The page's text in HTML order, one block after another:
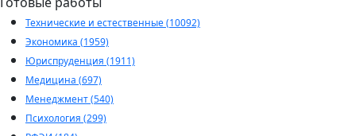
Технические и естественные (10092)
Экономика (1959)
Юриспруденция (1911)
Медицина (697)
Менеджмент (540)
Психология (299)